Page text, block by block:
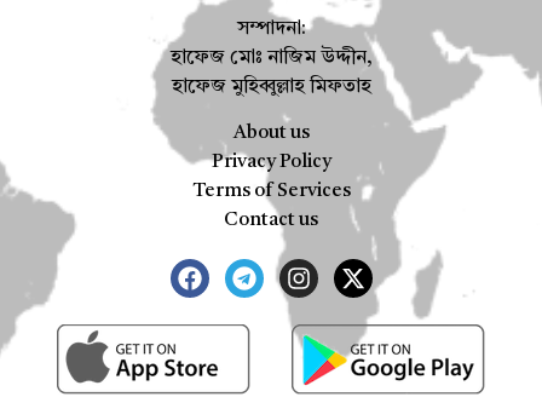
সম্পাদনা:
হাফেজ মোঃ নাজিম উদ্দীন,
হাফেজ মুহিব্বুল্লাহ মিফতাহ
About us
Privacy Policy
Terms of Services
Contact us